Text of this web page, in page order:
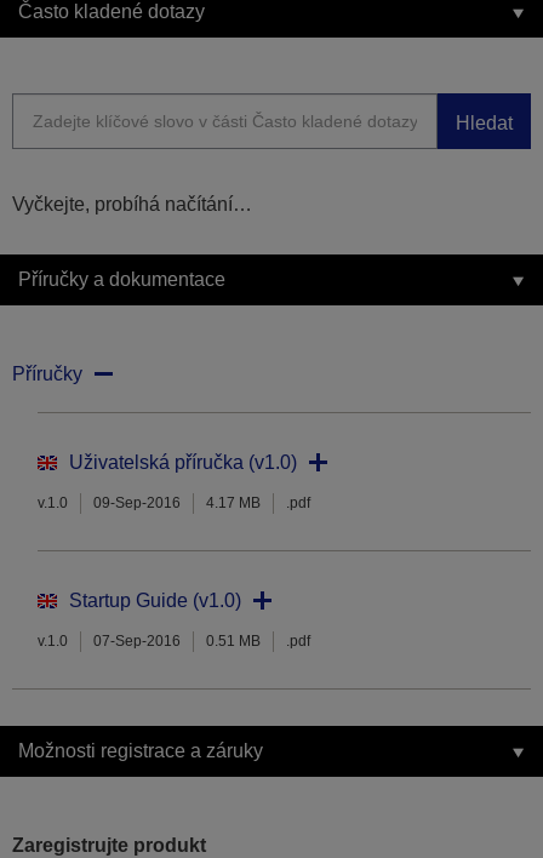
Často kladené dotazy
Hledat
Vyčkejte, probíhá načítání…
Příručky a dokumentace
Příručky
Uživatelská příručka (v1.0)
v.1.0 09-Sep-2016 4.17 MB .pdf
Startup Guide (v1.0)
v.1.0 07-Sep-2016 0.51 MB .pdf
Možnosti registrace a záruky
Zaregistrujte produkt